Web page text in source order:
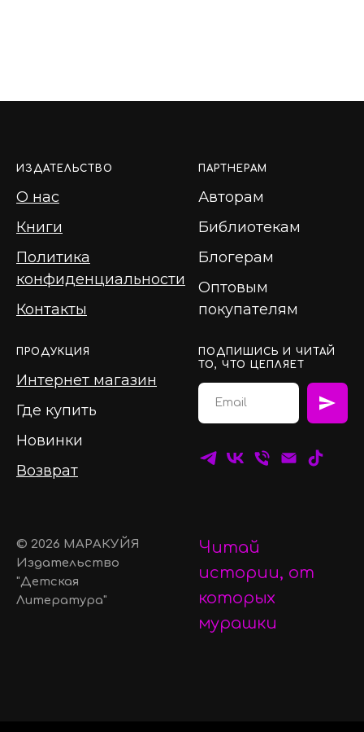
ИЗДАТЕЛЬСТВО
О нас
Книги
Политика
конфиденциальности
Контакты
ПАРТНЕРАМ
Авторам
Библиотекам
Блогерам
Оптовым
покупателям
ПРОДУКЦИЯ
Интернет магазин
Где купить
Новинки
Возврат
ПОДПИШИСЬ И ЧИТАЙ
ТО, ЧТО ЦЕПЛЯЕТ
© 2026 МАРАКУЙЯ
Издательство
"Детская
Литература"
Читай
истории, от
которых
мурашки